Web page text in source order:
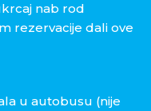
nab rod
rezervacije dali ove
u autobusu (nije